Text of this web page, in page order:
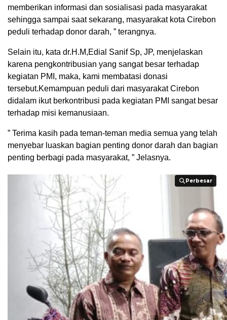
memberikan informasi dan sosialisasi pada masyarakat
sehingga sampai saat sekarang, masyarakat kota Cirebon
peduli terhadap donor darah, ” terangnya.
Selain itu, kata dr.H.M,Edial Sanif Sp, JP, menjelaskan
karena pengkontribusian yang sangat besar terhadap
kegiatan PMI, maka, kami membatasi donasi
tersebut.Kemampuan peduli dari masyarakat Cirebon
didalam ikut berkontribusi pada kegiatan PMI sangat besar
terhadap misi kemanusiaan.
” Terima kasih pada teman-teman media semua yang telah
menyebar luaskan bagian penting donor darah dan bagian
penting berbagi pada masyarakat, ” Jelasnya.
Perbesar
Perbesar